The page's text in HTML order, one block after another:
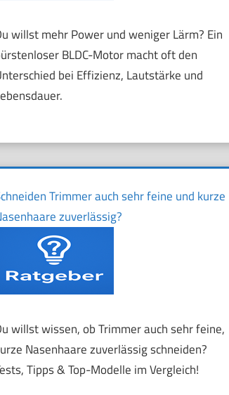
willst mehr Power und weniger Lärm? Ein
BLDC-Motor macht oft den
bei Effizienz, Lautstärke und
Trimmer auch sehr feine und kurze
zuverlässig?
willst wissen, ob Trimmer auch sehr feine,
Nasenhaare zuverlässig schneiden?
Tipps & Top-Modelle im Vergleich!